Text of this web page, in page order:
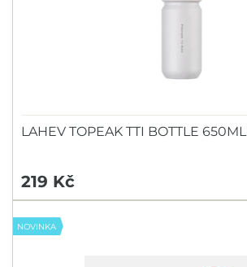
Sezóna 2022/2023
Hliník
LAHEV TOPEAK TTI BOTTLE 650ML
219 Kč
NOVINKA